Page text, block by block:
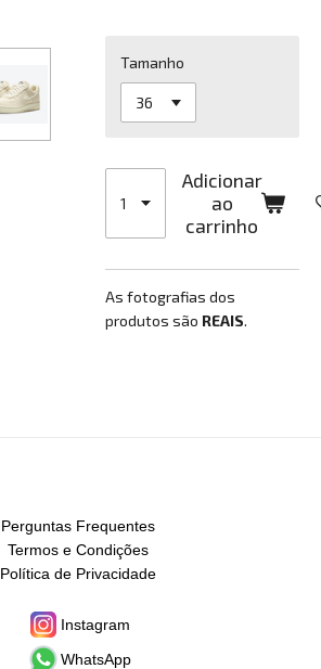
Tamanho
Adicionar
ao
carrinho
As fotografias dos
produtos são REAIS.
Perguntas Frequentes
Termos e Condições
Política de Privacidade
Instagram
WhatsApp